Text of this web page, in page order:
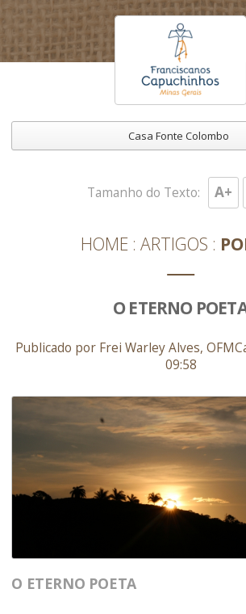
Casa Fonte Colombo
HOME ARTIGOS
Tamanho do Texto: A+
O ETERNO
Publicado por Frei Warley Alves,
09:58
O ETERNO POETA